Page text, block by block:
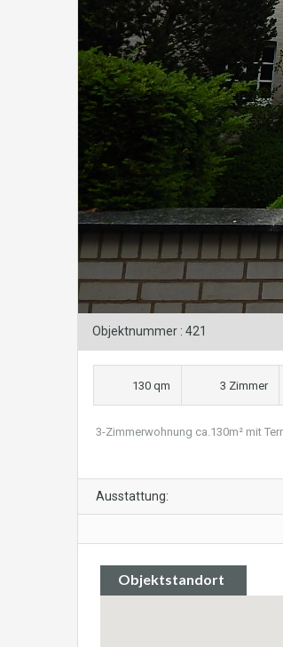
Objektnummer : 421
130 qm 3 Zimmer
3-Zimmerwohnung ca.130m² mit
Ausstattung:
Objektstandort